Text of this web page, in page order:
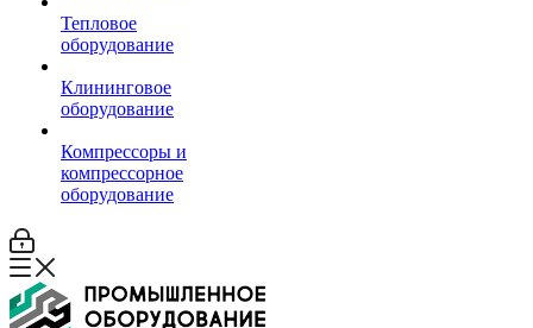
Тепловое
оборудование
Клининговое
оборудование
Компрессоры и
компрессорное
оборудование